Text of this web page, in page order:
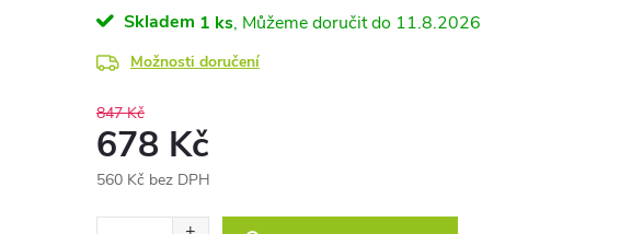
Skladem 1 ks 11.8.2026
Možnosti doručení
847 Kč
678 Kč
560 Kč bez DPH